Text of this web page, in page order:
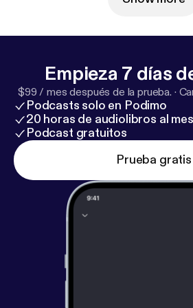
Empieza 7 días
$99 / mes después de la prueba. ·
Podcasts solo en Podimo
20 horas de audiolibros al mes
Podcast gratuitos
Prueba gratis